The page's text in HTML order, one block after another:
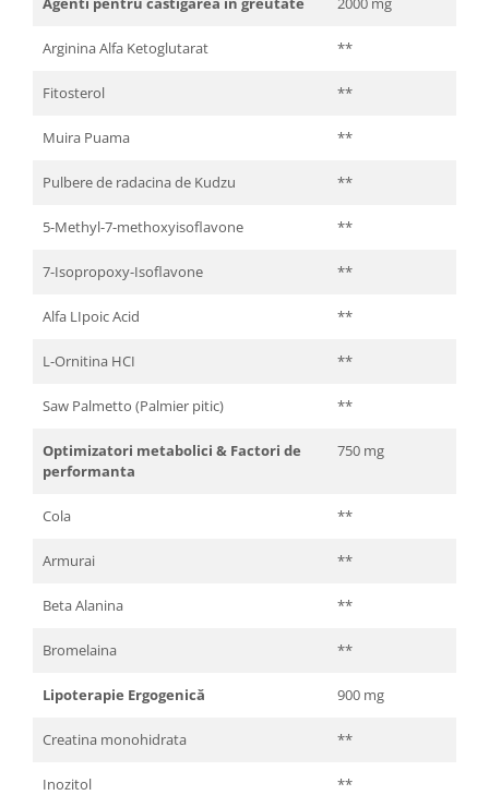
Arginina Alfa Ketoglutarat **
Fitosterol **
Muira Puama **
Pulbere de radacina de Kudzu **
5-Methyl-7-methoxyisoflavone **
7-Isopropoxy-Isoflavone **
Alfa LIpoic Acid **
L-Ornitina HCI **
Saw Palmetto (Palmier pitic) **
Optimizatori metabolici & Factori de
performanta
750 mg
Cola **
Armurai **
Beta Alanina **
Bromelaina **
Lipoterapie Ergogenică 900 mg
Creatina monohidrata **
Inozitol **